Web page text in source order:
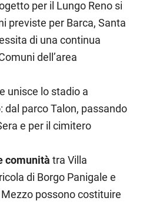
per il Lungo Reno si
previste per Barca, Santa
di una continua
dell’area
unisce lo stadio a
dal parco Talon, passando
e per il cimitero
comunità tra Villa
di Borgo Panigale e
possono costituire